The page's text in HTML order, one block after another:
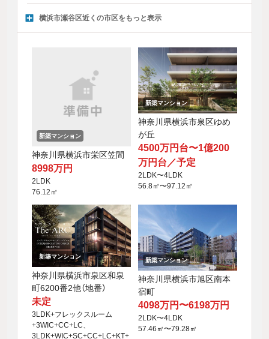
横浜市瀬谷区近くの市区をもっと表示
新築マンション
神奈川県横浜市栄区笠間
8998万円
2LDK
76.12㎡
新築マンション
神奈川県横浜市泉区ゆめ
が丘
4500万円台〜1億200
万円台／予定
2LDK〜4LDK
56.8㎡〜97.12㎡
新築マンション
神奈川県横浜市泉区和泉
町6200番2他（地番）
未定
3LDK+フレックスルーム
+3WIC+CC+LC、
3LDK+WIC+SC+CC+LC+KT+
新築マンション
神奈川県横浜市旭区南本
宿町
4098万円〜6198万円
2LDK〜4LDK
57.46㎡〜79.28㎡